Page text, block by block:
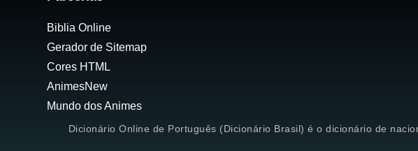
Biblia Online
Gerador de Sitemap
Cores HTML
AnimesNew
Mundo dos Animes
Dicionário Online de Português (Dicionário Brasil) é o dicionário de